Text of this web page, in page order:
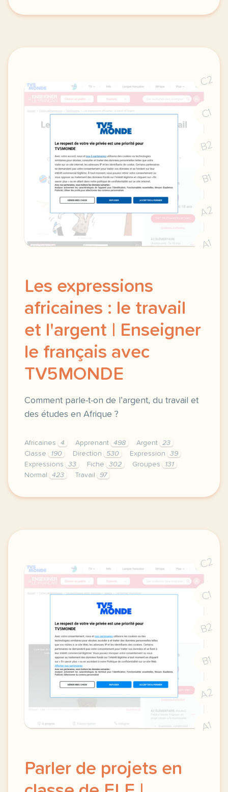
didomi host didomi components button cursor
C2
C1
B2
B1
A2
A1
Les expressions
africaines : le travail
et l'argent | Enseigner
le français avec
TV5MONDE
Comment parle-t-on de l’argent, du travail et
des études en Afrique ?
Africaines 4 Apprenant 498 Argent
23
Classe
190 Direction 530 Expression
39
Expressions
33 Fiche 302 Groupes
131
Normal
423 Travail 97
didomi host didomi components button cursor
C2
C1
B2
B1
A2
A1
Parler de projets en